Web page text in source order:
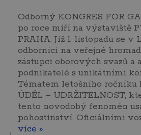
Odborný KONGRES FOR
po roce míří na výstaviště
PRAHA. Již 1. listopadu se v
odborníci na veřejné
zástupci oborových svazů a
podnikatelé s unikátními
Tématem letošního ročníku
ÚDĚL – UDRŽITELNOST,
tento novodobý fenomén
pohostinství. Oficiálními
více »